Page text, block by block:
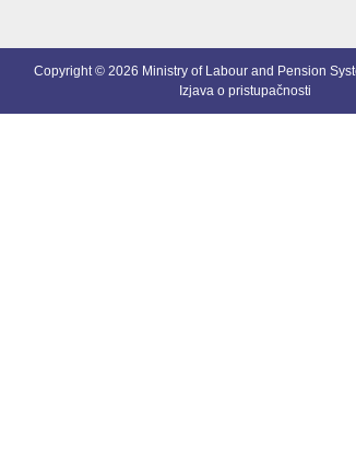
Copyright © 2026 Ministry of Labour and Pension
Izjava o pristupačnosti